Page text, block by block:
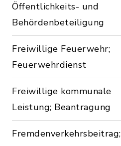
Öffentlichkeits- und
Behördenbeteiligung
Freiwillige Feuerwehr;
Feuerwehrdienst
Freiwillige kommunale
Leistung; Beantragung
Fremdenverkehrsbeitrag;